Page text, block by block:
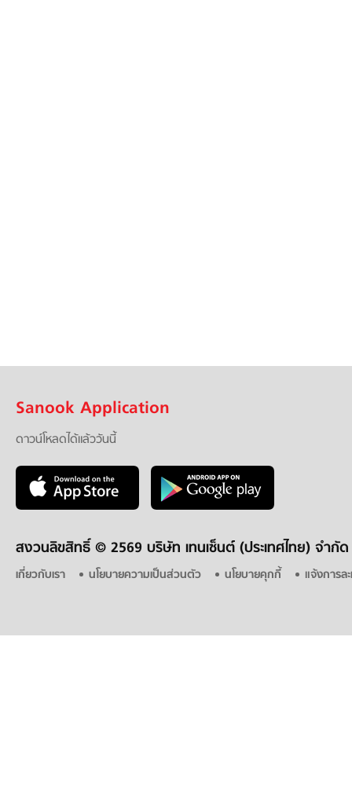
Sanook Application
ดาวน์โหลดได้แล้ววันนี้
สงวนลิขสิทธิ์ © 2569 บริษัท เทนเซ็นต์ (ประเทศไทย) จำกัด
เกี่ยวกับเรา นโยบายความเป็นส่วนตัว นโยบายคุกกี้ แจ้งการล